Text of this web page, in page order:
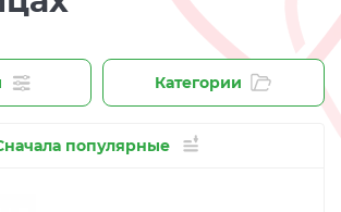
Категории
популярные